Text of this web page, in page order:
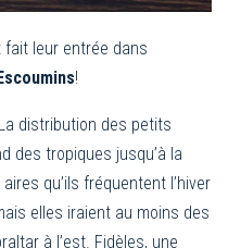
leur entrée dans
!
distribution des petits
des tropiques jusqu’à la
qu’ils fréquentent l’hiver
elles iraient au moins des
à l’est. Fidèles, une